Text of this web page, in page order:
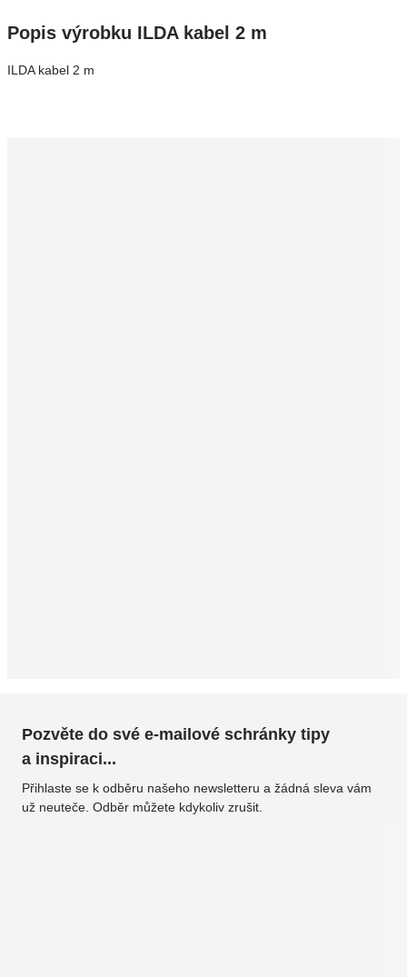
Popis výrobku ILDA kabel 2 m
ILDA kabel 2 m
Pozvěte do své e-mailové schránky tipy
a inspiraci...
Přihlaste se k odběru našeho newsletteru a žádná sleva vám
už neuteče. Odběr můžete kdykoliv zrušit.